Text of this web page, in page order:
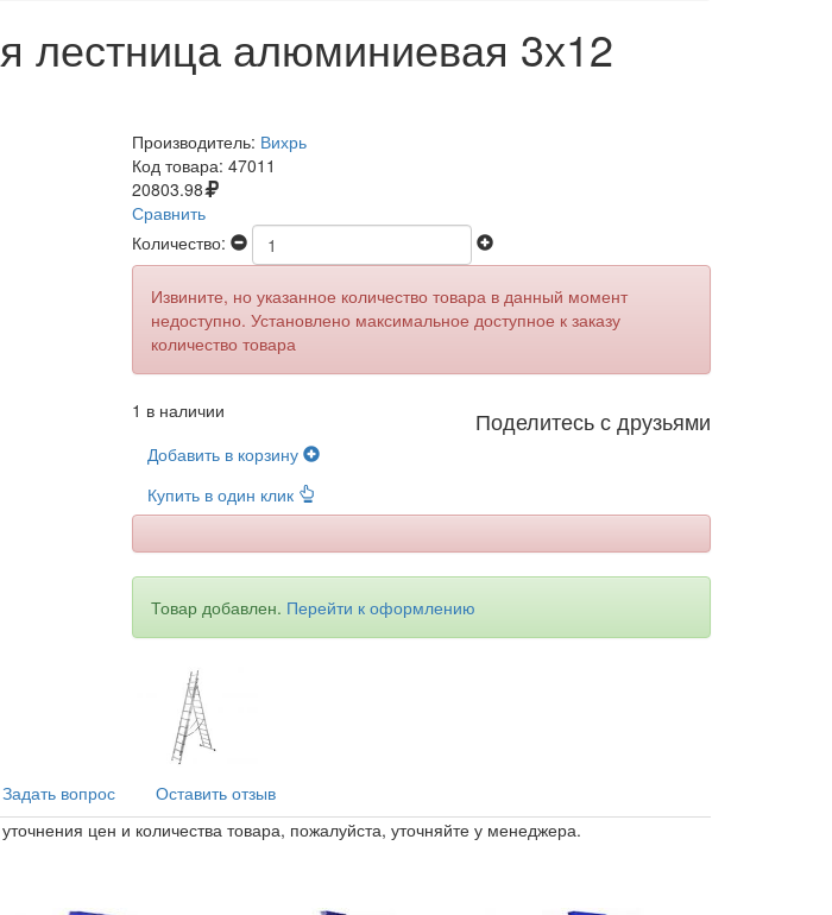
лестница алюминиевая 3х12
Производитель: Вихрь
Код товара: 47011
20803.98
Сравнить
Количество:
Извините, но указанное количество товара в данный момент
недоступно. Установлено максимальное доступное к заказу
количество товара
1 в наличии
Добавить в корзину
Купить в один клик
Поделитесь с друзьями
Товар добавлен. Перейти к оформлению
Задать вопрос
Оставить отзыв
цен и количества товара, пожалуйста, уточняйте у менеджера.